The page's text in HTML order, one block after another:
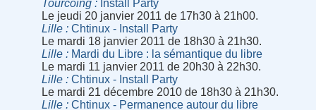
Tourcoing
Install Party
Le jeudi 20 janvier 2011 de 17h30 à 21h00.
Lille
Chtinux - Install Party
Le mardi 18 janvier 2011 de 18h30 à 21h30.
Lille
Mardi du Libre : la sémantique du libre
Le mardi 11 janvier 2011 de 20h30 à 22h30.
Lille
Chtinux - Install Party
Le mardi 21 décembre 2010 de 18h30 à 21h30.
Lille
Chtinux - Permanence autour du libre